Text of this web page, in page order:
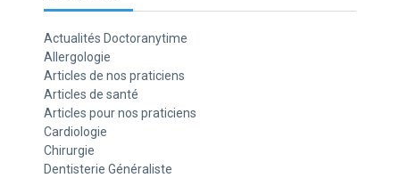
Actualités Doctoranytime
Allergologie
Articles de nos praticiens
Articles de santé
Articles pour nos praticiens
Cardiologie
Chirurgie
Dentisterie Généraliste